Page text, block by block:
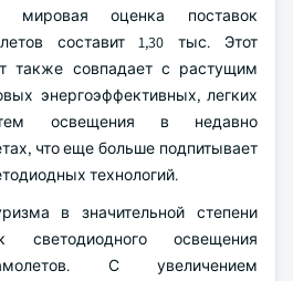
оценка поставок
составит 1,30 тыс. Этот
также совпадает с растущим
энергоэффективных, легких
освещения в недавно
что еще больше подпитывает
технологий.
в значительной степени
освещения
С увеличением